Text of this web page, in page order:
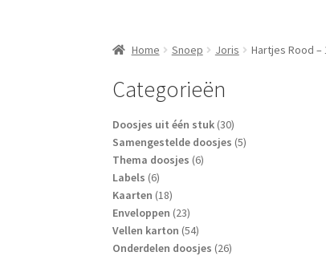
Home Snoep Joris Hartjes Rood –
Categorieën
Doosjes uit één stuk 3030
producten
Samengestelde doosjes 55
Thema doosjes 66
Labels 66
producten
Kaarten 1818
producten
Enveloppen 2323
producten
Vellen karton 5454
producten
Onderdelen doosjes 2626